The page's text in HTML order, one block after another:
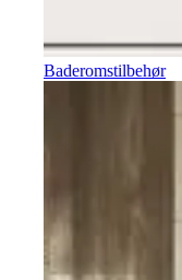
Baderomstilbehør